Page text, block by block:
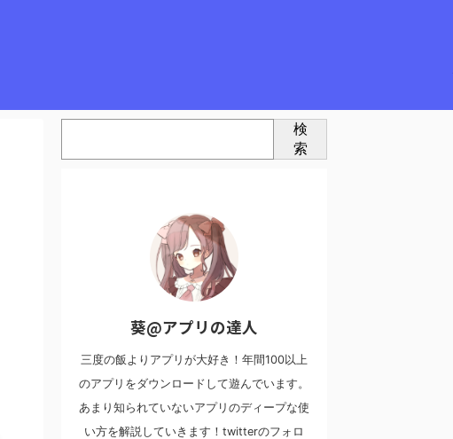
検
索
葵@アプリの達人
三度の飯よりアプリが大好き！年間100以上
のアプリをダウンロードして遊んでいます。
あまり知られていないアプリのディープな使
い方を解説していきます！twitterのフォロ